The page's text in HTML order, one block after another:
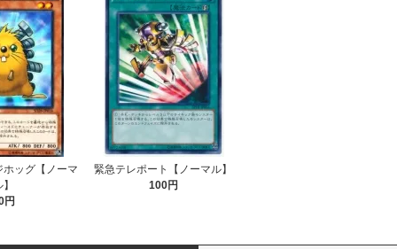
ッグ【ノーマ
円
緊急テレポート【ノーマル】
100円